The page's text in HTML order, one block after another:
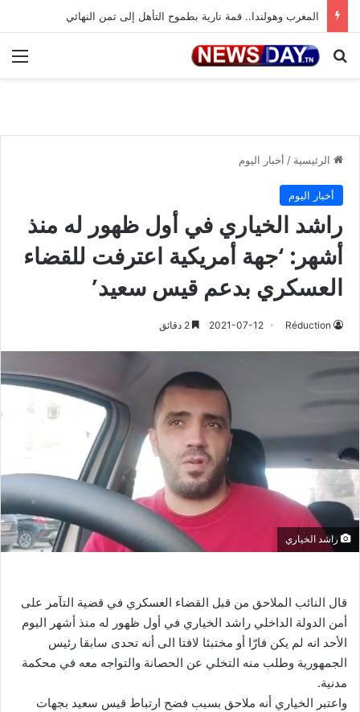
المغرب وهولندا.. قمة نارية بطموح التأهل إلى ثمن النهائي
بحث عن
الرئيسية / أخبار اليوم
أخبار اليوم
راشد الخياري في أول ظهور له منذ
أشهر: ‘جهة أمريكية اعترفت للقضاء
العسكري بدعم قيس سعيد’
Réduction
2021-07-12
راشد الخياري
قال النائب الملاحق من قبل القضاء العسكري في قضية التآمر على
أمن الدولة الداخلي راشد الخياري في أول ظهور له منذ أشهر اليوم
الأحد انه لم يكن فارّا أو مختبئا لافتا الى أنه تحدى سابقا رئيس
الجمهورية وطلب منه التخلي عن الحصانة والتواجه معه في محكمة
مدنية.
واعتبر الخياري أنه ملاحق بسبب فضح ارتباط قيس سعيد بجهات